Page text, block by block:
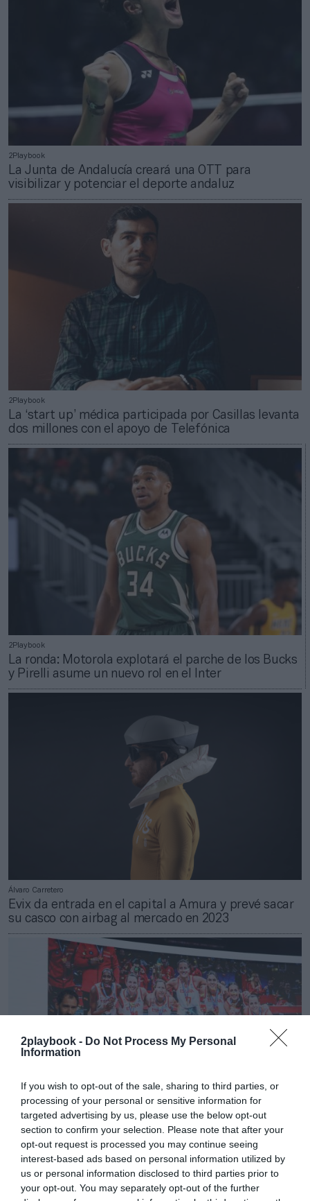
2playbook - Do Not Process My Personal
Information
If you wish to opt-out of the sale, sharing to third parties, or
processing of your personal or sensitive information for
targeted advertising by us, please use the below opt-out
section to confirm your selection. Please note that after your
opt-out request is processed you may continue seeing
interest-based ads based on personal information utilized by
us or personal information disclosed to third parties prior to
your opt-out. You may separately opt-out of the further
2Playbook
La Junta de Andalucía creará una OTT para
visibilizar y potenciar el deporte andaluz
2Playbook
La ‘start up’ médica participada por Casillas levanta
dos millones con el apoyo de Telefónica
2Playbook
La ronda: Motorola explotará el parche de los Bucks
y Pirelli asume un nuevo rol en el Inter
Álvaro Carretero
Evix da entrada en el capital a Amura y prevé sacar
su casco con airbag al mercado en 2023
2Playbook
La FEB cerró con beneficios 2020 y presupuesta 22
millones de facturación para 2021
Publicidad